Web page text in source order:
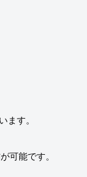
ます。
可能です。